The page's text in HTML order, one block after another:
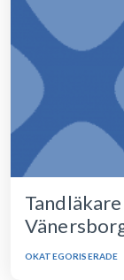
OKATEGORISERADE